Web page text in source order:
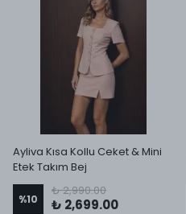
Ayliva Kısa Kollu Ceket & Mini
Etek Takım Bej
%10
₺ 2,990.00
₺ 2,699.00